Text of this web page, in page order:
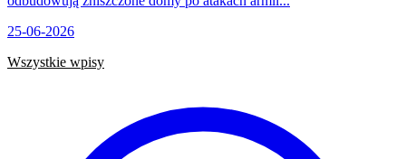
25-06-2026
Wszystkie wpisy